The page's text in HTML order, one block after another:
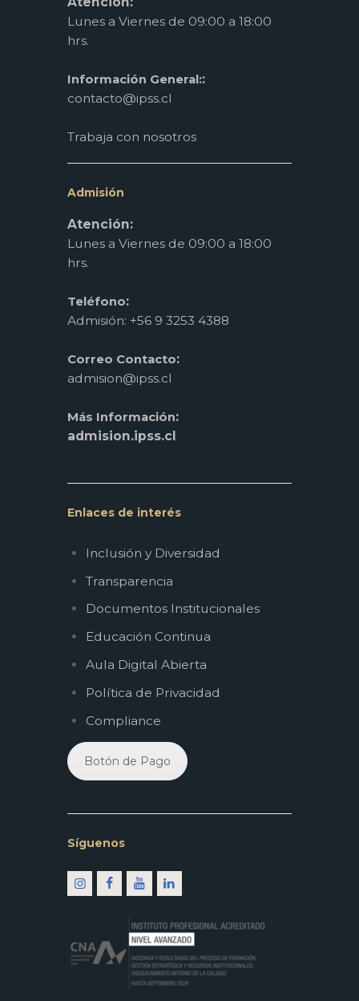
Lunes a Viernes de 09:00 a 18:00
hrs.
Información General::
contacto@ipss.cl
Trabaja con nosotros
Admisión
Atención:
Lunes a Viernes de 09:00 a 18:00
hrs.
Teléfono:
Admisión: +56 9 3253 4388
Correo Contacto:
admision@ipss.cl
Más Información:
admision.ipss.cl
Enlaces de interés
Inclusión y Diversidad
Transparencia
Documentos Institucionales
Educación Continua
Aula Digital Abierta
Política de Privacidad
Compliance
Botón de Pago
Síguenos